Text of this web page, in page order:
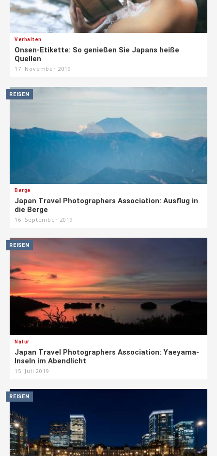
Verhalten
Onsen-Etikette: So genießen Sie Japans heiße
Quellen
17. November 2019
REISEN
Berge
Japan Travel Photographers Association: Ausflug in
die Berge
16. September 2019
REISEN
Natur
Japan Travel Photographers Association: Yaeyama-
Inseln im Abendlicht
15. Juli 2019
REISEN